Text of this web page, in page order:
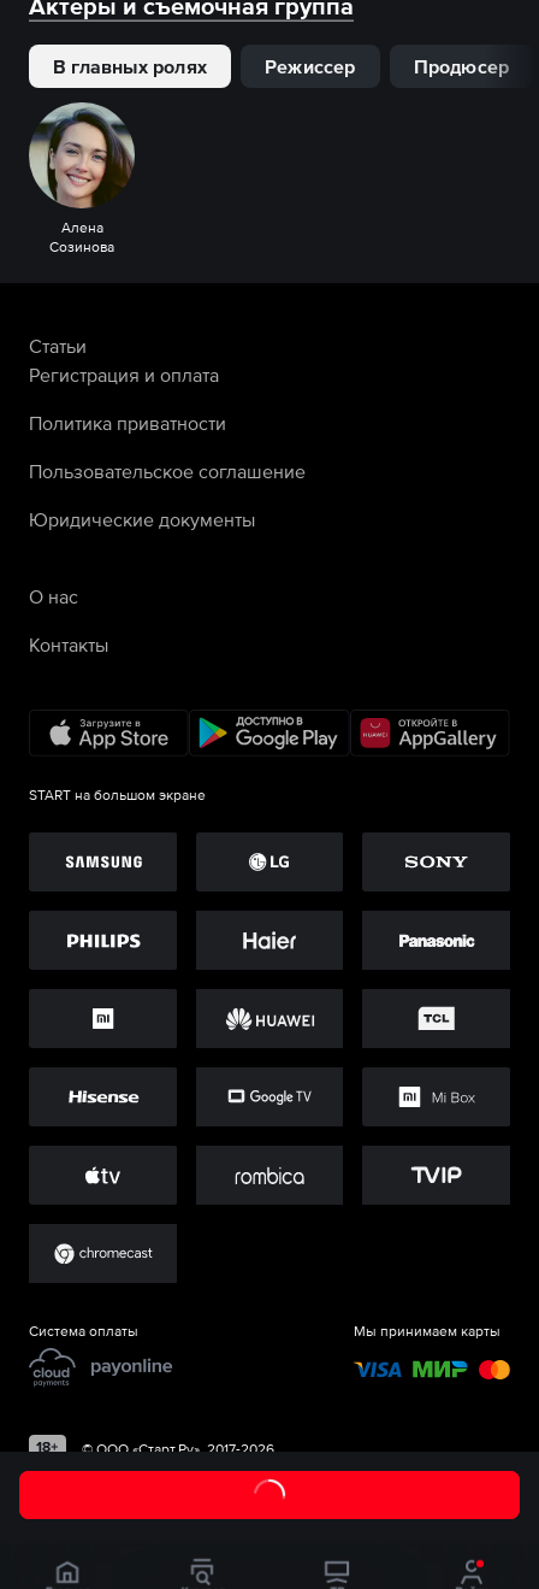
Актеры и съемочная группа
В главных ролях Режиссер Продюсер
Алена
Созинова
Статьи
Регистрация и оплата
Политика приватности
Пользовательское соглашение
Юридические документы
О нас
Контакты
START на большом экране
Система оплаты Мы принимаем карты
©ООО «Старт.Ру», 2017-2026